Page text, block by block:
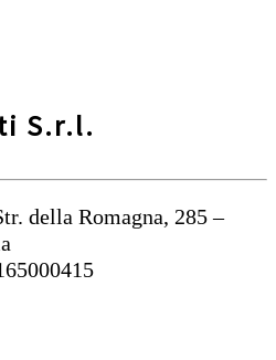
S.r.l.
della Romagna, 285 –